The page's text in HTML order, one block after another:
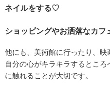
ネイルをする♡
ショッピングやお洒落なカフ
他にも、美術館に行ったり、
自分の心がキラキラするとこ
に触れることが大切です。